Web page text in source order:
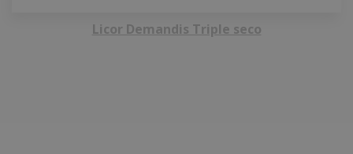
Licor Demandis Triple seco